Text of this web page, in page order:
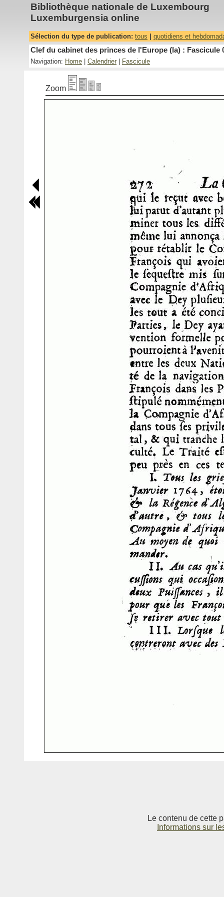
Bibliothèque nationale de Luxembourg
Luxemburgensia online
Sélection du type de publication: tous quotidiens et
Clef du cabinet des princes de l'Europe (la) : Fascicule
Navigation: Home Calendrier Fascicule
Zoom
Le contenu de cette
Informations sur